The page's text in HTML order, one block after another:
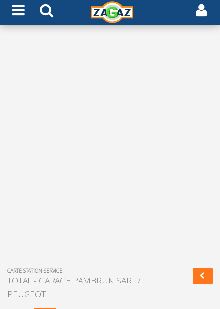
CARTE STATION-SERVICE
TOTAL - GARAGE PAMBRUN SARL /
PEUGEOT